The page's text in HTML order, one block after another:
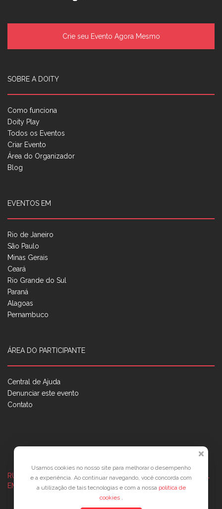
Crie seu Evento Agora Mesmo
SOBRE A DOITY
Como funciona
Doity Play
Todos os Eventos
Criar Evento
Área do Organizador
Blog
EVENTOS EM
Rio de Janeiro
São Paulo
Minas Gerais
Ceará
Rio Grande do Sul
Paraná
Alagoas
Pernambuco
ÁREA DO PARTICIPANTE
Central de Ajuda
Denunciar este evento
Contato
RUA JOSÉ PONTES DE MAGALHÃES, 70JATIÚCA, MACEIÓ - AL
EMPRESARIAL JTR, ED. ÍTALIA, SALA 702
Usamos cookies no nosso site para melhorar o desempenho
e a experiência. Ao continuar navegando, você concorda com
a utilização de tais tecnologias e com a nossa política de
cookies .